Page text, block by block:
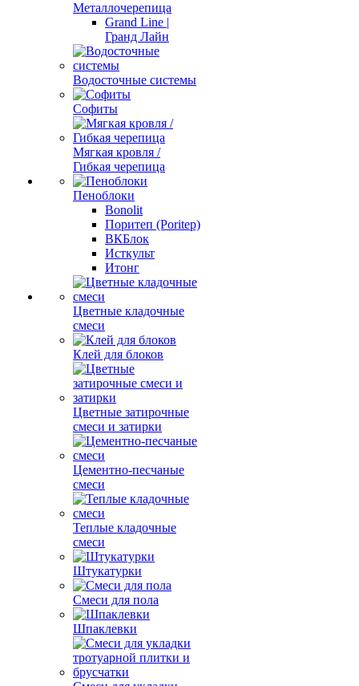
Металлочерепица
Grand Line |
Гранд Лайн
Водосточные системы
Софиты
Мягкая кровля /
Гибкая черепица
Пеноблоки
Bonolit
Поритеп (Poritep)
ВКБлок
Исткульт
Итонг
Цветные кладочные
смеси
Клей для блоков
Цветные затирочные
смеси и затирки
Цементно-песчаные
смеси
Теплые кладочные
смеси
Штукатурки
Смеси для пола
Шпаклевки